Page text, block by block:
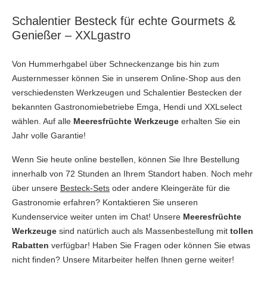
Schalentier Besteck für echte Gourmets &
Genießer – XXLgastro
Von Hummerhgabel über Schneckenzange bis hin zum
Austernmesser können Sie in unserem Online-Shop aus den
verschiedensten Werkzeugen und Schalentier Bestecken der
bekannten Gastronomiebetriebe Emga, Hendi und XXLselect
wählen. Auf alle Meeresfrüchte Werkzeuge erhalten Sie ein
Jahr volle Garantie!
Wenn Sie heute online bestellen, können Sie Ihre Bestellung
innerhalb von 72 Stunden an Ihrem Standort haben. Noch mehr
über unsere Besteck-Sets oder andere Kleingeräte für die
Gastronomie erfahren? Kontaktieren Sie unseren
Kundenservice weiter unten im Chat! Unsere Meeresfrüchte
Werkzeuge sind natürlich auch als Massenbestellung mit tollen
Rabatten verfügbar! Haben Sie Fragen oder können Sie etwas
nicht finden? Unsere Mitarbeiter helfen Ihnen gerne weiter!